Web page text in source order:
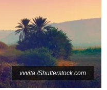
vvvita /Shutterstock.com